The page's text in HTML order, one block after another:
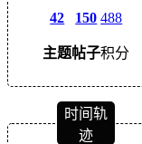
42
主题
150
帖子
488
积分
时间轨
迹